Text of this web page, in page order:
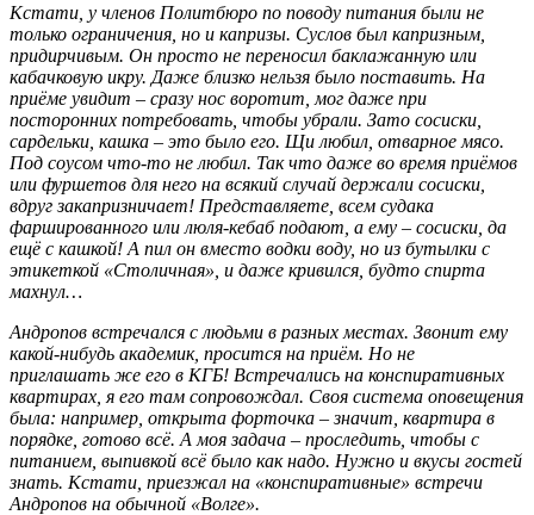
Кстати, у членов Политбюро по поводу питания были не
только ограничения, но и капризы. Суслов был капризным,
придирчивым. Он просто не переносил баклажанную или
кабачковую икру. Даже близко нельзя было поставить. На
приёме увидит – сразу нос воротит, мог даже при
посторонних потребовать, чтобы убрали. Зато сосиски,
сардельки, кашка – это было его. Щи любил, отварное мясо.
Под соусом что-то не любил. Так что даже во время приёмов
или фуршетов для него на всякий случай держали сосиски,
вдруг закапризничает! Представляете, всем судака
фаршированного или люля-кебаб подают, а ему – сосиски, да
ещё с кашкой! А пил он вместо водки воду, но из бутылки с
этикеткой «Столичная», и даже кривился, будто спирта
махнул…
Андропов встречался с людьми в разных местах. Звонит ему
какой-нибудь академик, просится на приём. Но не
приглашать же его в КГБ! Встречались на конспиративных
квартирах, я его там сопровождал. Своя система оповещения
была: например, открыта форточка – значит, квартира в
порядке, готово всё. А моя задача – проследить, чтобы с
питанием, выпивкой всё было как надо. Нужно и вкусы гостей
знать. Кстати, приезжал на «конспиративные» встречи
Андропов на обычной «Волге».